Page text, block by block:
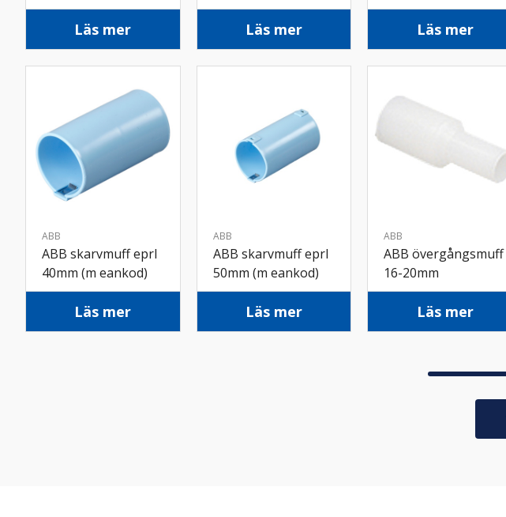
Läs mer Läs mer Läs mer
ABB
ABB skarvmuff eprl
40mm (m eankod)
Läs mer
ABB
ABB skarvmuff eprl
50mm (m eankod)
Läs mer
ABB
ABB övergångsmuff
16-20mm
Läs mer